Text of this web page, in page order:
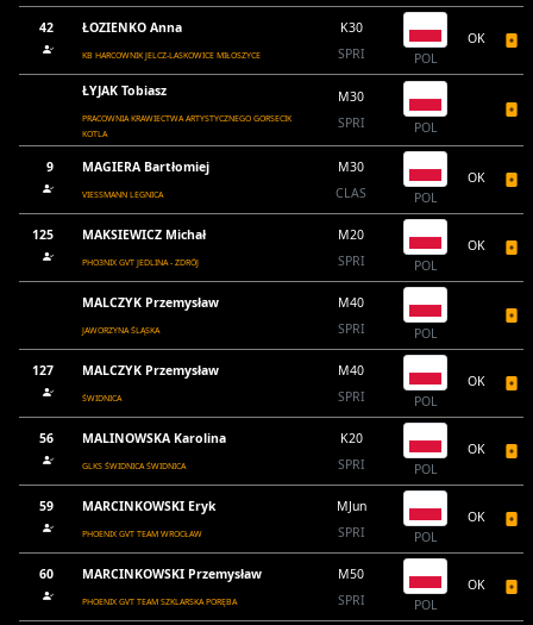
42 ŁOZIENKO Anna
KB HARCOWNIK JELCZ-LASKOWICE MIŁOSZYCE
K30
SPRI
POL
OK
ŁYJAK Tobiasz
PRACOWNIA KRAWIECTWA ARTYSTYCZNEGO GORSECIK
KOTLA
M30
SPRI
POL
9 MAGIERA Bartłomiej
VIESSMANN LEGNICA
M30
CLAS
POL
OK
125 MAKSIEWICZ Michał
PHO3NIX GVT JEDLINA - ZDRÓJ
M20
SPRI
POL
OK
MALCZYK Przemysław
JAWORZYNA ŚLĄSKA
M40
SPRI
POL
127 MALCZYK Przemysław
ŚWIDNICA
M40
SPRI
POL
OK
56 MALINOWSKA Karolina
GLKS ŚWIDNICA ŚWIDNICA
K20
SPRI
POL
OK
59 MARCINKOWSKI Eryk
PHOENIX GVT TEAM WROCŁAW
MJun
SPRI
POL
OK
60 MARCINKOWSKI Przemysław
PHOENIX GVT TEAM SZKLARSKA PORĘBA
M50
SPRI
POL
OK